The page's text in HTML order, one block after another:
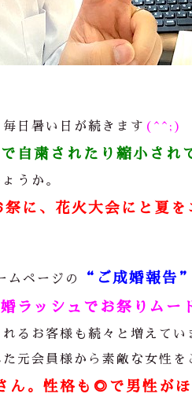
日暑い日が続きます (^^;)
自粛されたり縮小され
うか。
祭に、花火大会にと夏
ムページの “ ご成婚報告”
ラッシュでお祭りム
るお客様も続々と増えてい
元会員様から素敵な女性を
ん。性格も◎で男性が